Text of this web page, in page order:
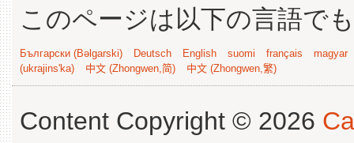
このページは以下の言語で
Български (Bəlgarski) Deutsch English suomi français
magyar
(ukrajins'ka)
中文 (Zhongwen,简) 中文 (Zhongwen,繁)
Content Copyright © 2026